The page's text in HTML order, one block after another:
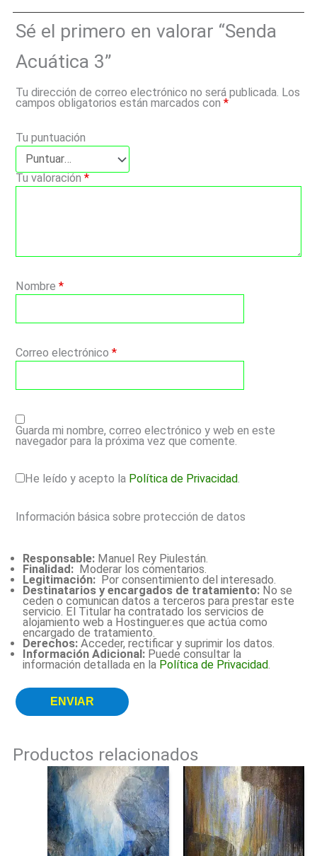
Sé el primero en valorar “Senda
Acuática 3”
Tu dirección de correo electrónico no será publicada. Los
campos obligatorios están marcados con *
Tu puntuación
Tu valoración *
Nombre *
Correo electrónico *
Guarda mi nombre, correo electrónico y web en este
navegador para la próxima vez que comente.
He leído y acepto la Política de Privacidad.
Información básica sobre protección de datos
Responsable:Manuel Rey Piulestán.
Finalidad:Moderar los comentarios.
Legitimación:Por consentimiento del interesado.
Destinatarios y encargados de tratamiento:No se
ceden o comunican datos a terceros para prestar este
servicio. El Titular ha contratado los servicios de
alojamiento web a Hostinguer.es que actúa como
encargado de tratamiento.
Derechos:Acceder, rectificar y suprimir los datos.
Información Adicional:Puede consultar la
información detallada en la Política de Privacidad.
Productos relacionados